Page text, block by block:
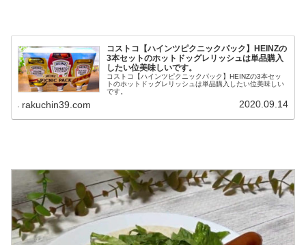
コストコ【ハインツピクニックパック】HEINZの
3本セットのホットドッグレリッシュは単品購入
したい位美味しいです。
コストコ【ハインツピクニックパック】HEINZの3本セッ
トのホットドッグレリッシュは単品購入したい位美味しい
です。
rakuchin39.com 2020.09.14